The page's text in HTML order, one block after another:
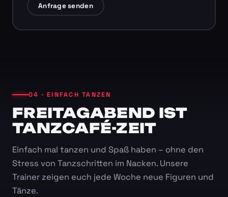
Anfrage senden
04 · EINFACH TANZEN
FREITAGABEND IST
TANZCAFÉ-ZEIT
Einfach mal tanzen und Spaß haben – ohne den
Stress von Tanzschritten im Nacken. Unsere
Trainer zeigen euch jede Woche neue Figuren und
Tänze.